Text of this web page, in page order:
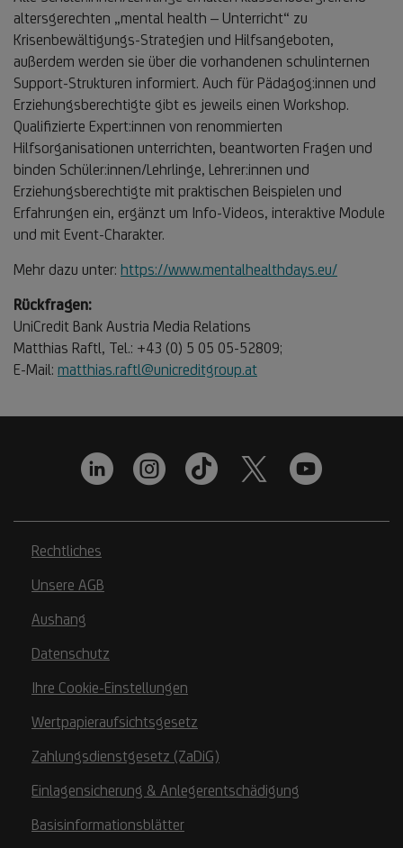
altersgerechten „mental health – Unterricht“ zu
Krisenbewältigungs-Strategien und Hilfsangeboten,
außerdem werden sie über die vorhandenen schulinternen
Support-Strukturen informiert. Auch für Pädagog:innen und
Erziehungsberechtigte gibt es jeweils einen Workshop.
Qualifizierte Expert:innen von renommierten
Hilfsorganisationen unterrichten, beantworten Fragen und
binden Schüler:innen/Lehrlinge, Lehrer:innen und
Erziehungsberechtigte mit praktischen Beispielen und
Erfahrungen ein, ergänzt um Info-Videos, interaktive Module
und mit Event-Charakter.
Mehr dazu unter: https://www.mentalhealthdays.eu/
Rückfragen:
UniCredit Bank Austria Media Relations
Matthias Raftl, Tel.: +43 (0) 5 05 05-52809;
E-Mail: matthias.raftl@unicreditgroup.at
Rechtliches
Unsere AGB
Aushang
Datenschutz
Ihre Cookie-Einstellungen
Wertpapieraufsichtsgesetz
Zahlungsdienstgesetz (ZaDiG)
Einlagensicherung & Anlegerentschädigung
Basisinformationsblätter